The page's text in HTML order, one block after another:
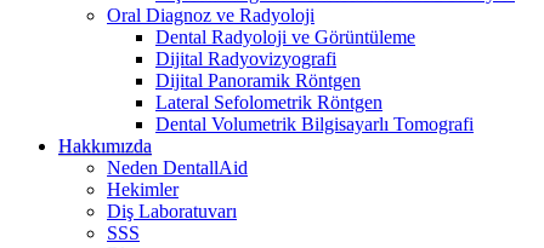
Oral Diagnoz ve Radyoloji
Dental Radyoloji ve Görüntüleme
Dijital Radyovizyografi
Dijital Panoramik Röntgen
Lateral Sefolometrik Röntgen
Dental Volumetrik Bilgisayarlı Tomografi
Hakkımızda
Neden DentallAid
Hekimler
Diş Laboratuvarı
SSS